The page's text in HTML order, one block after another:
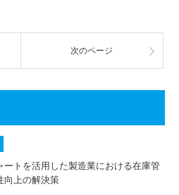
次のページ
ートを活用した製造業における在庫管
向上の解決策